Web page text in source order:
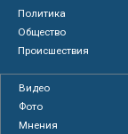
Политика
Общество
Происшествия
Видео
Фото
Мнения